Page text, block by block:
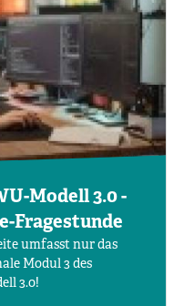
Modell 3.0 -
Fragestunde
umfasst nur das
Modul 3 des
3.0!